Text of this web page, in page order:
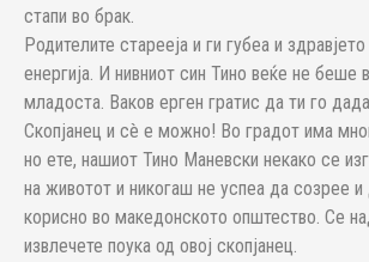
стапи во брак.
Родителите старееја и ги губеа и
енергија. И нивниот син Тино веќе не беше
младоста. Ваков ерген гратис да ти го
Скопјанец и сè е можно! Во градот има
но ете, нашиот Тино Маневски некако се
на животот и никогаш не успеа да созрее
корисно во македонското општество. Се
извлечете поука од овој скопјанец.